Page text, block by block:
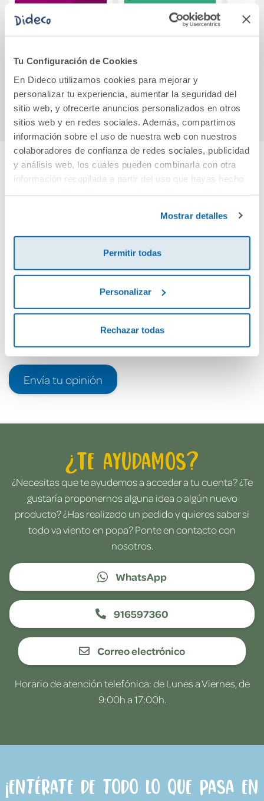
Tu Configuración de Cookies
En Dideco utilizamos cookies para mejorar y
personalizar tu experiencia, aumentar la seguridad del
sitio web, y ofrecerte anuncios personalizados en otros
sitios web y en redes sociales. Además, compartimos
información sobre el uso de nuestra web con nuestros
colaboradores de confianza de redes sociales, publicidad
y análisis web, los cuales pueden combinarla con otra
información recopilada a partir del uso que hayas hecho
Mostrar detalles
Permitir todas
Personalizar
Rechazar todas
Cuadernos de
números 1
Comprar
El libro de los
juegos
Comprar
Cuéntanos tu opinión
¡Sé el primero en valorar este producto!
Debes iniciar sesión para poder valorarlo
Envía tu opinión
¿Te ayudamos?
¿Necesitas que te ayudemos a acceder a tu cuenta? ¿Te
gustaría proponernos alguna idea o algún nuevo
producto? ¿Has realizado un pedido y quieres saber si
todo va viento en popa? Ponte en contacto con
nosotros.
WhatsApp
916597360
Correo electrónico
Horario de atención telefónica: de Lunes a Viernes, de
9:00h a 17:00h.
¡Entérate de todo lo que pasa en